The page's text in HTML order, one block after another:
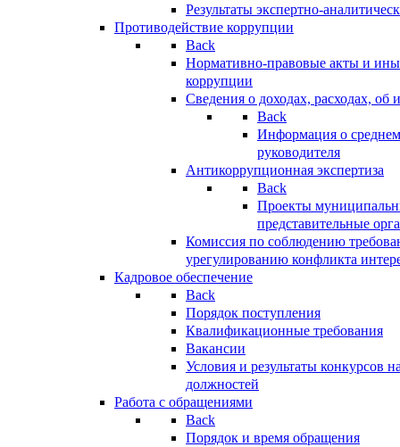
Результаты экспертно-
Противодействие коррупции
Back
Нормативно-правовые акты и
коррупции
Сведения о доходах, расходах, об
Back
Информация о
руководителя
Антикоррупционная экспертиза
Back
Проекты
представительные
Комиссия по соблюдению
урегулированию конфликта
Кадровое обеспечение
Back
Порядок поступления
Квалификационные требования
Вакансии
Условия и результаты конкурсов
должностей
Работа с обращениями
Back
Порядок и время обращения